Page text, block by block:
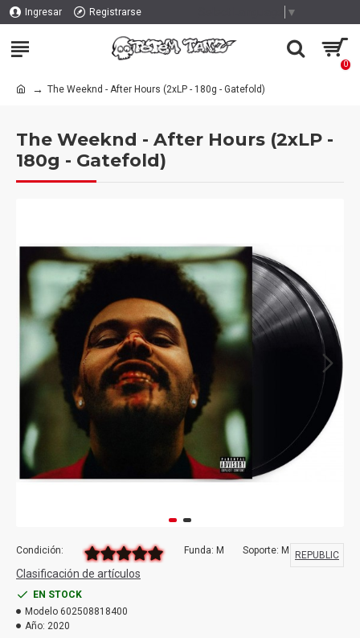
Ingresar Registrarse ▼
0
The Weeknd - After Hours (2xLP - 180g - Gatefold)
The Weeknd - After Hours (2xLP -
180g - Gatefold)
Condición: Funda: M Soporte: M
Clasificación de artículos
EN STOCK
Modelo 602508818400
Año: 2020
REPUBLIC